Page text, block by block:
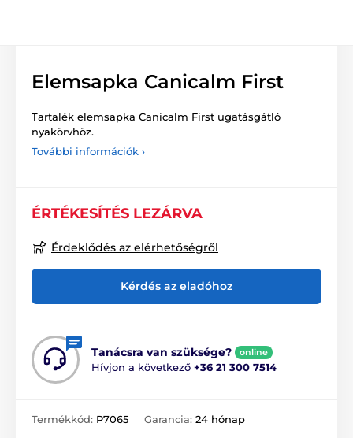
Elemsapka Canicalm First
Tartalék elemsapka Canicalm First ugatásgátló
nyakörvhöz.
További információk ›
ÉRTÉKESÍTÉS LEZÁRVA
Érdeklődés az elérhetőségről
Kérdés az eladóhoz
Tanácsra van szüksége? online
Hívjon a következő +36 21 300 7514
Termékkód: P7065 Garancia: 24 hónap